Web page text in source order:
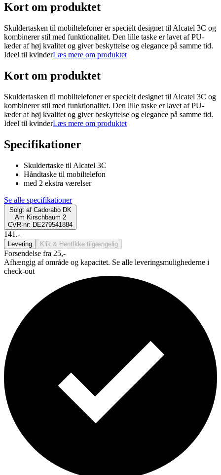
Kort om produktet
Skuldertasken til mobiltelefoner er specielt designet til Alcatel 3C og
kombinerer stil med funktionalitet. Den lille taske er lavet af PU-
læder af høj kvalitet og giver beskyttelse og elegance på samme tid.
Ideel til kvinderLæs mere om produktet
Kort om produktet
Skuldertasken til mobiltelefoner er specielt designet til Alcatel 3C og
kombinerer stil med funktionalitet. Den lille taske er lavet af PU-
læder af høj kvalitet og giver beskyttelse og elegance på samme tid.
Ideel til kvinderLæs mere om produktet
Specifikationer
Skuldertaske til Alcatel 3C
Håndtaske til mobiltelefon
med 2 ekstra værelser
Se alle specifikationer
Solgt af Cadorabo DK
Am Kirschbaum 2
CVR-nr: DE279541884
141.-
Levering Klik & Hent Ikke tilgængelig
Forsendelse fra 25,-
Afhængig af område og kapacitet. Se alle leveringsmulighederne i
check-out